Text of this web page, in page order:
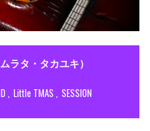
ムラタ・タカユキ）
Little TMAS SESSION